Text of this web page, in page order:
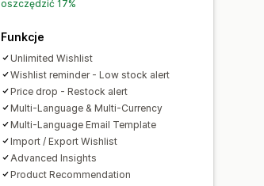
oszczędzić 17%
Funkcje
Unlimited Wishlist
Wishlist reminder - Low stock alert
Price drop - Restock alert
Multi-Language & Multi-Currency
Multi-Language Email Template
Import / Export Wishlist
Advanced Insights
Product Recommendation